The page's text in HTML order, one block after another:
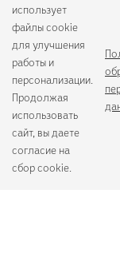
использует
файлы cookie
для улучшения
работы и
персонализации.
Продолжая
использовать
сайт, вы даете
согласие на
сбор cookie.